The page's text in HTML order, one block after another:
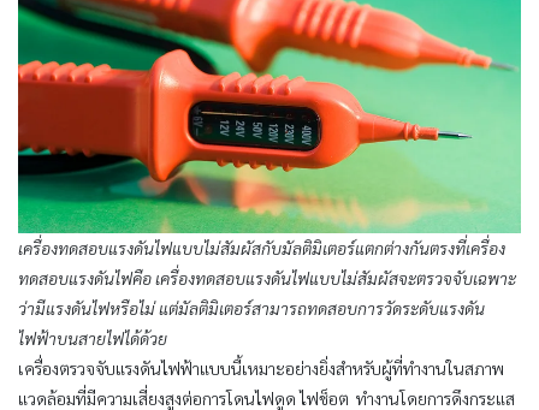
เครื่องทดสอบแรงดันไฟแบบไม่สัมผัสกับมัลติมิเตอร์แตกต่างกันตรงที่เครื่อง
ทดสอบแรงดันไฟคือ เครื่องทดสอบแรงดันไฟแบบไม่สัมผัสจะตรวจจับเฉพาะ
ว่ามีแรงดันไฟหรือไม่ แต่มัลติมิเตอร์สามารถทดสอบการวัดระดับแรงดัน
ไฟฟ้าบนสายไฟได้ด้วย
เครื่องตรวจจับแรงดันไฟฟ้าแบบนี้เหมาะอย่างยิ่งสำหรับผู้ที่ทำงานในสภาพ
แวดล้อมที่มีความเสี่ยงสูงต่อการโดนไฟดูด ไฟช็อต ทำงานโดยการดึงกระแส